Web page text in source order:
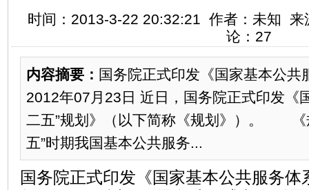
时间：2013-3-22 20:32:21 作者：未知
论：27
内容摘要： 国务院正式印发《国家基本公共
2012年07月23日 近日，国务院正式印发《
二五”规划》（以下简称《规划》）。 《
五”时期我国基本公共服务...
国务院正式印发《国家基本公共服务体